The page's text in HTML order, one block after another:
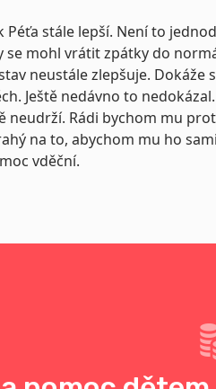
stále lepší. Není to
se mohl vrátit zpátky do
neustále zlepšuje. Dokáže
Ještě nedávno to
neudrží. Rádi bychom mu
na to, abychom mu ho
vděční.